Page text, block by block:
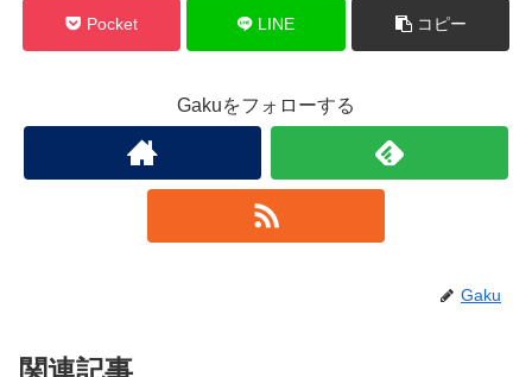
Pocket LINE コピー
Gakuをフォローする
Gaku
関連記事